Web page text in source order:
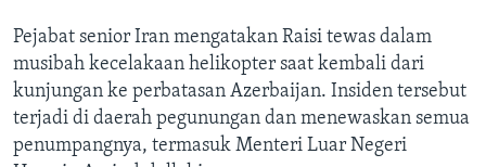
Pejabat senior Iran mengatakan Raisi tewas dalam
musibah kecelakaan helikopter saat kembali dari
kunjungan ke perbatasan Azerbaijan. Insiden tersebut
terjadi di daerah pegunungan dan menewaskan semua
penumpangnya, termasuk Menteri Luar Negeri